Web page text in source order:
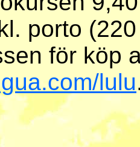
porto
för köp
lulu